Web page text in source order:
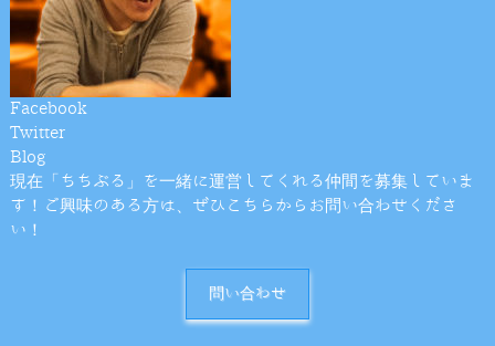
Facebook
Twitter
Blog
現在「ちちぶる」を一緒に運営してくれる仲間を募集していま
す！ご興味のある方は、ぜひこちらからお問い合わせくださ
い！
問い合わせ